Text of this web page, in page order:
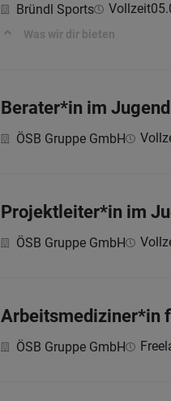
Bründl Sports Vollzeit
Was wir dir bieten
Berater*in im
ÖSB Gruppe GmbH
Projektleiter*in im
ÖSB Gruppe GmbH
Arbeitsmediziner*in
ÖSB Gruppe GmbH